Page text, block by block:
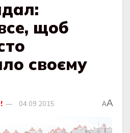
щоб
своєму
04.09.2015 AA